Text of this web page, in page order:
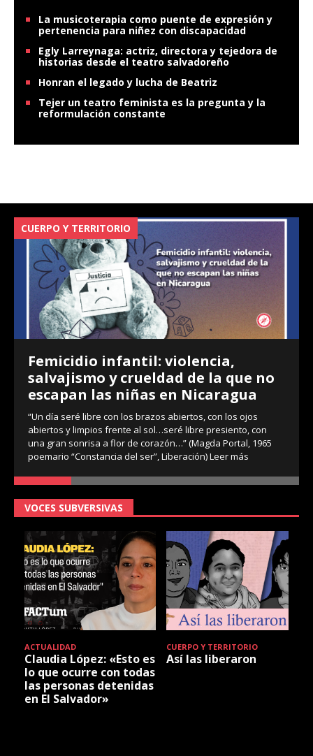
La musicoterapia como puente de expresión y
pertenencia para niñez con discapacidad
Egly Larreynaga: actriz, directora y tejedora de
historias desde el teatro salvadoreño
Honran el legado y lucha de Beatriz
Tejer un teatro feminista es la pregunta y la
reformulación constante
CUERPO Y TERRITORIO
Femicidio infantil: violencia,
salvajismo y crueldad de la que no
escapan las niñas en Nicaragua
“Un día seré libre con los brazos abiertos, con los ojos
abiertos y limpios frente al sol…seré libre presiento, con
una gran sonrisa a flor de corazón…” (Magda Portal, 1965
poemario “Constancia del ser”, Liberación)Leer más
VOCES SUBVERSIVAS
ACTUALIDAD
Claudia López: «Esto es
lo que ocurre con todas
las personas detenidas
en El Salvador»
CUERPO Y TERRITORIO
Así las liberaron